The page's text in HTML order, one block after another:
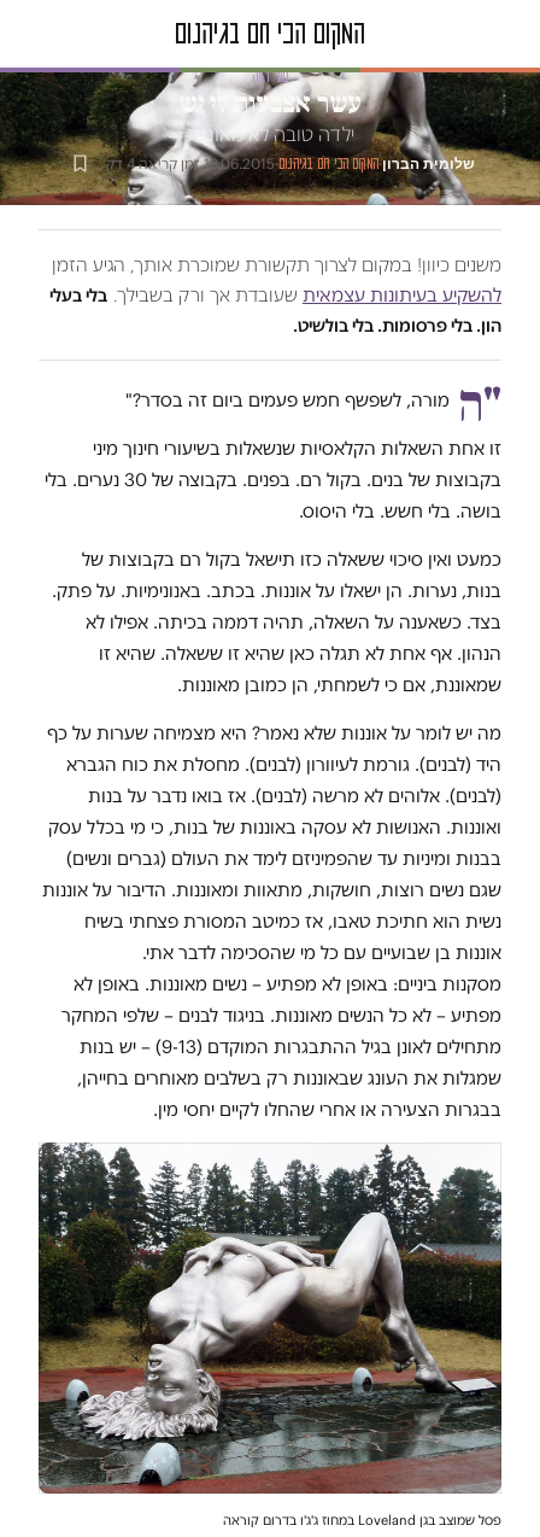
טור דעה
עשר אצבעות לי יש
ילדה טובה לא מאוננת
שלומית הברון·המקום הכי חם בגיהנום·
18.06.2015
·זמן קריאה 4 דק׳
משנים כיוון! במקום לצרוך תקשורת שמוכרת אותך, הגיע הזמן
להשקיע בעיתונות עצמאית שעובדת אך ורק בשבילך. בלי בעלי
הון. בלי פרסומות. בלי בולשיט.
"ה מורה, לשפשף חמש פעמים ביום זה בסדר?"
זו אחת השאלות הקלאסיות שנשאלות בשיעורי חינוך מיני
בקבוצות של בנים. בקול רם. בפנים. בקבוצה של 30 נערים. בלי
בושה. בלי חשש. בלי היסוס.
כמעט ואין סיכוי ששאלה כזו תישאל בקול רם בקבוצות של
בנות, נערות. הן ישאלו על אוננות. בכתב. באנונימיות. על פתק.
בצד. כשאענה על השאלה, תהיה דממה בכיתה. אפילו לא
הנהון. אף אחת לא תגלה כאן שהיא זו ששאלה. שהיא זו
שמאוננת, אם כי לשמחתי, הן כמובן מאוננות.
מה יש לומר על אוננות שלא נאמר? היא מצמיחה שערות על כף
היד (לבנים). גורמת לעיוורון (לבנים). מחסלת את כוח הגברא
(לבנים). אלוהים לא מרשה (לבנים). אז בואו נדבר על בנות
ואוננות. האנושות לא עסקה באוננות של בנות, כי מי בכלל עסק
בבנות ומיניות עד שהפמיניזם לימד את העולם (גברים ונשים)
שגם נשים רוצות, חושקות, מתאוות ומאוננות. הדיבור על אוננות
נשית הוא חתיכת טאבו, אז כמיטב המסורת פצחתי בשיח
אוננות בן שבועיים עם כל מי שהסכימה לדבר אתי.
מסקנות ביניים: באופן לא מפתיע – נשים מאוננות. באופן לא
מפתיע – לא כל הנשים מאוננות. בניגוד לבנים – שלפי המחקר
מתחילים לאונן בגיל ההתבגרות המוקדם (9-13) – יש בנות
שמגלות את העונג שבאוננות רק בשלבים מאוחרים בחייהן,
בבגרות הצעירה או אחרי שהחלו לקיים יחסי מין.
פסל שמוצב בגן Loveland במחוז ג'ג'ו בדרום קוראה